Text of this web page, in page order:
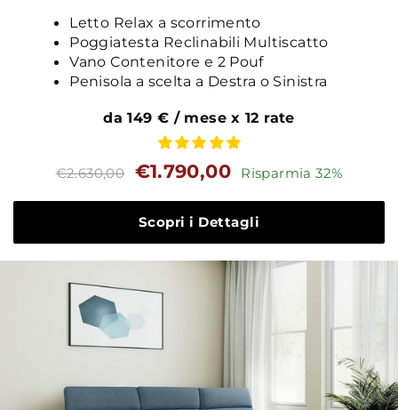
Letto Relax a scorrimento
Poggiatesta Reclinabili Multiscatto
Vano Contenitore e 2 Pouf
Penisola a scelta a Destra o Sinistra
da 149 € / mese x 12 rate
Prezzo
standard
€2.630,00 Prezzo
€1.790,00 Risparmia 32%
Scopri i Dettagli